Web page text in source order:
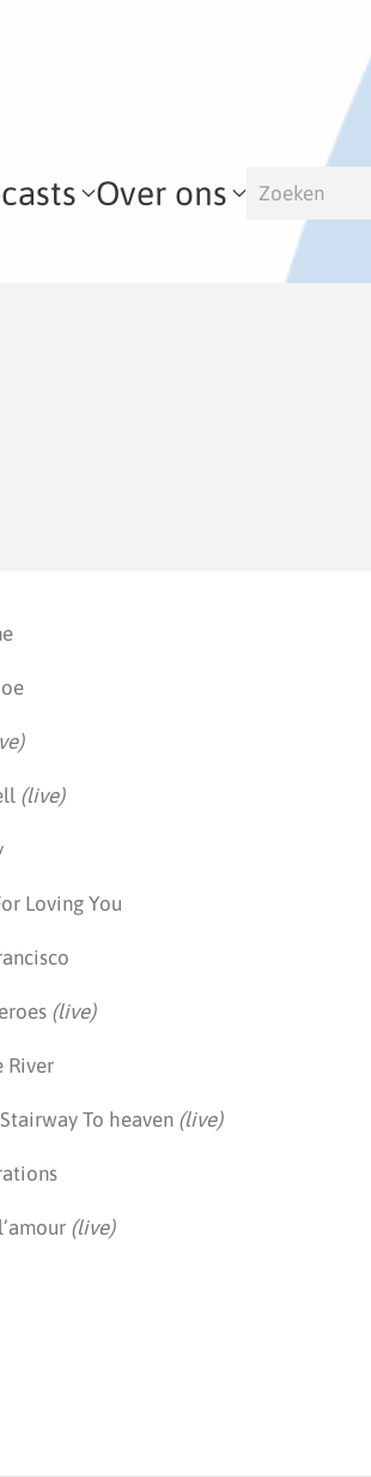
Over ons
(live)
Loving You
(live)
River
To heaven (live)
(live)